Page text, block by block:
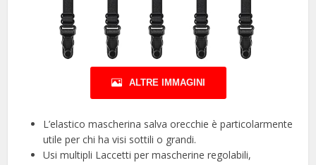
ALTRE IMMAGINI
L’elastico mascherina salva orecchie è particolarmente
utile per chi ha visi sottili o grandi.
Usi multipli Laccetti per mascherine regolabili,